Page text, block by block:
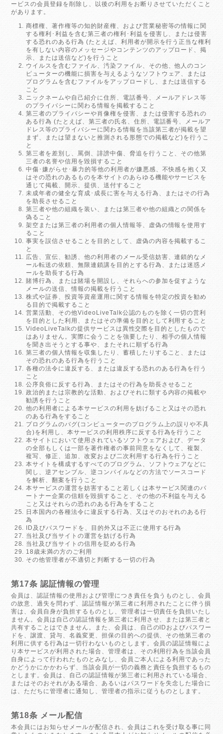
ービスの会員登録を削除し、以後の利用をお断りさせていただくこと
があります。
商標権、著作権等の知的財産権、および営業秘密等の情報に関
する権利･利益を含む第三者の権利･利益を侵害し、または侵害
する恐れのある行為 (たとえば、利用者が開示を行う正当な権利
を有しない内容のメッセージやコンテンツのアップロード、掲
示、または送信など)を行うこと
ウイルスを含むファイル、汚染ファイル、その他、他人のコン
ピューターの機能に損害を与えるようなソフトウェア、または
プログラムを含むファイルをアップロードし、または送信する
こと
ニックネームや自己紹介に住所、電話番号、メールアドレス等
のプライバシーに関わる情報を掲載すること
第三者のプライバシーや肖像権を侵害、または侵害する恐れの
ある行為 (たとえば、第三者の氏名、住所、電話番号、メールア
ドレス等のプライバシーに関わる情報を当該第三者が掲載を望
まず、または望まないと推測される形態での掲載など)を行うこ
と
第三者を差別し、罵倒、誹謗中傷、脅追を行うこと、その他第
三者の名誉や信用を毀損すること
中傷･嫌がらせ･暴力的等他の利用者が嫌悪感、不快感を抱く又
はその恐れのあるものを本サイトのあらゆる機能やサービスを
通じて掲載、開示、提供、送付すること
未成年者の健全な育成･成長に害を与える行為、またはその行為
を助長させること
第三者や他の組織を装い、または第三者や他の組織との関係を
偽ること
架空または第三者の利用者の個人情報等、虚偽の情報を使用す
ること
事実を誤信させることを目的として、虚偽の内容を掲載するこ
と
広告、宣伝、勧誘、他の利用者のメール受信妨害、連鎖的なメ
ール転送の依頼、無限連鎖講を目的とする行為、または迷惑メ
ールを助長する行為
賭博行為、または賭場を開設し、それらへの参加を促すような
メールの送信、情報の掲載を行うこと
株式や証券、投資等資産運用に関する情報を特定の投資を勧め
る目的で掲載すること
営業活動、その他VideoLiveTalk公認のものを除く一切の営利
を目的とした利用、またはその準備を目的として利用すること
VideoLiveTalkの提供サービスは異性交際を目的としたもので
はありません。実際に会うことを強要したり、相手の個人情報
を聞き出そうとする事や、またそれに順ずる行為
第三者の個人情報を収集したり、蓄積したりすること、または
その恐れのある行為を行うこと
各種の法令に違反する、または違反する恐れのある行為を行う
こと
公序良俗に反する行為、またはその行為を助長させること
政治的または宗教的な活動、およびそれに類する内容の掲載や
勧誘を行うこと
他の利用者による本サービスの利用を妨げること又はその恐れ
のある行為をすること
プログラムのバグ(コンピューターのプログラム上の誤りや不具
合)を利用し、本サービスの利用秩序に反する行為を行うこと
本サイトにおいて使用されているソフトウェアおよび、データ
の全部もしくは一部を著作権者の事前同意をなくして、複製、
複写、修正、追加、改変および二次利用する行為を行うこと
本サイトを構成するすべてのプログラム、ソフトウェアなどに
関し、逆アセンブル、逆コンパイルなどの方法でソースコード
を解析、翻案を行うこと
本サービスの運営を妨害すること若しくは本サービス関連のパ
ートナー企業の信頼を毀損すること、その他の不利益を与える
こと又はそれらの恐れのある行為をすること
日本国内の各種法令に違反する行為、又はそのおそれのある行
為
ID及びパスワードを、目的外又は不正に使用する行為
当社及び当サイトの運営を妨げる行為
当社及び当サイトの信用を貶める行為
18歳未満の方のご利用
その他管理者が不適切と判断する一切の行為
第17条 認証情報の管理
会員は、認証情報の使用および管理につき責任を負うものとし、会員
の故意、過失を問わず、認証情報が第三者に利用されたことに伴う損
害は、会員自身が負担するものとし、管理者は一切責任を負担いたし
ません。会員は自己の認証情報を第三者に利用させ、または第三者と
共有することはできません。また、会員は、自己のIDおよびパスワー
ドを、譲渡、貸与、名義変更、担保の目的への提供、その他第三者の
利用に供する行為は一切行わないものとします。会員の認証情報によ
り本サービスが利用された場合、管理者は、その利用行為を当該会員
自身によって行われたものとみなし、会員ご本人による利用であった
かどうかにかかわらず、当該会員が一切の義務と責任を負担するもの
とします。会員は、自己の認証情報が第三者に利用されている場合、
またはそのおそれがある場合、あるいはパスワードを失念した場合に
は、ただちに管理者に通知し、管理者の指示に従うものとします。
第18条 メール配信
本会員にはお知らせメールが配信され、会員はこれを受け取る事に同